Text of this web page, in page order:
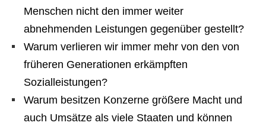
Menschen nicht den immer weiter
abnehmenden Leistungen gegenüber gestellt?
Warum verlieren wir immer mehr von den von
früheren Generationen erkämpften
Sozialleistungen?
Warum besitzen Konzerne größere Macht und
auch Umsätze als viele Staaten und können